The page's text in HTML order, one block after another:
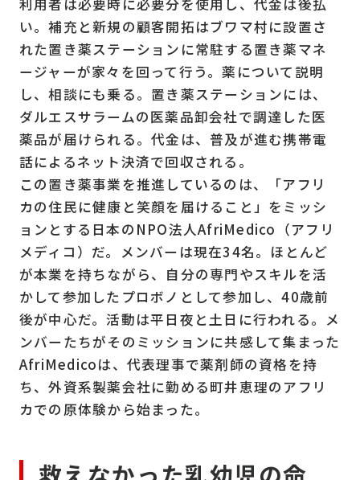
利用者は必要時に必要分を使用し、代金は後払
い。補充と新規の顧客開拓はブワマ村に設置さ
れた置き薬ステーションに常駐する置き薬マネ
ージャーが家々を回って行う。薬について説明
し、相談にも乗る。置き薬ステーションには、
ダルエスサラームの医薬品卸会社で調達した医
薬品が届けられる。代金は、普及が進む携帯電
話によるネット決済で回収される。
この置き薬事業を推進しているのは、「アフリ
カの住民に健康と笑顔を届けること」をミッシ
ョンとする日本のNPO法人AfriMedico（アフリ
メディコ）だ。メンバーは現在34名。ほとんど
が本業を持ちながら、自分の専門やスキルを活
かして参加したプロボノとして参加し、40歳前
後が中心だ。活動は平日夜と土日に行われる。メ
ンバーたちがそのミッションに共感して集まった
AfriMedicoは、代表理事で薬剤師の資格を持
ち、外資系製薬会社に勤める町井恵理のアフリ
カでの原体験から始まった。